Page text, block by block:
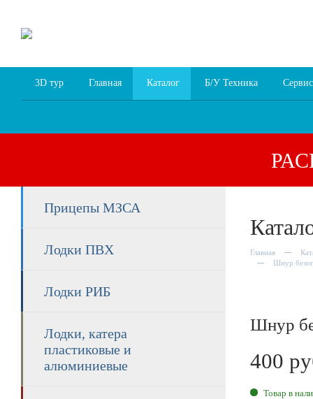
3D тур Главная Каталог Б/У Техника Сервис
Прицепы МЗСА
Лодки ПВХ
Лодки РИБ
Лодки, катера
пластиковые и
алюминиевые
Главная
Шнур
Шнур
400
RUB
Товар в